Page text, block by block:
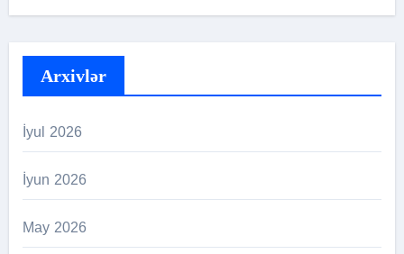
Arxivlər
İyul 2026
İyun 2026
May 2026